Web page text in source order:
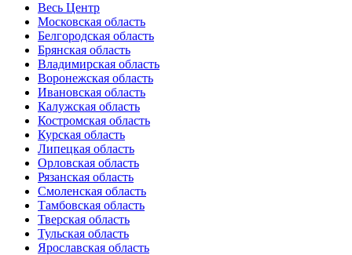
Весь Центр
Московская область
Белгородская область
Брянская область
Владимирская область
Воронежская область
Ивановская область
Калужская область
Костромская область
Курская область
Липецкая область
Орловская область
Рязанская область
Смоленская область
Тамбовская область
Тверская область
Тульская область
Ярославская область